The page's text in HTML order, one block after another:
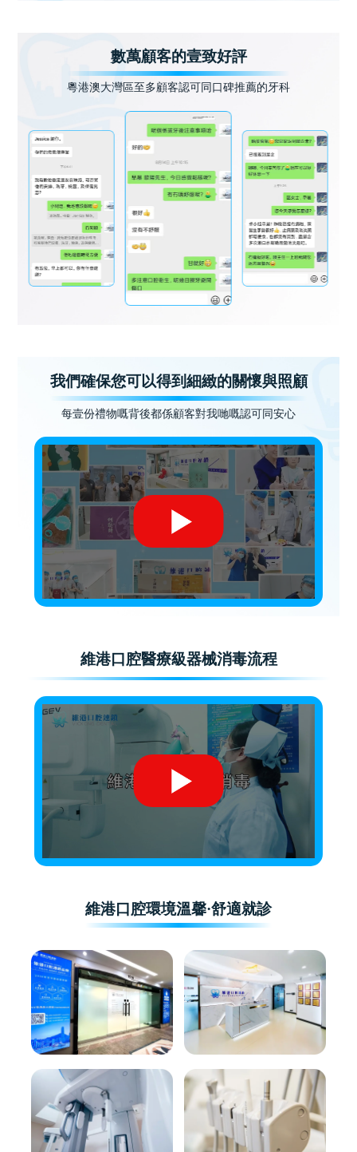
數萬顧客的壹致好評
粵港澳大灣區至多顧客認可同口碑推薦的牙科
我們確保您可以得到細緻的關懷與照顧
每壹份禮物嘅背後都係顧客對我哋嘅認可同安心
維港口腔醫療級器械消毒流程
維港口腔環境溫馨·舒適就診